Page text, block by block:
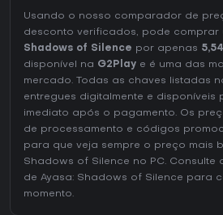
Usando o nosso comparador de
desconto verificados, pode comprar
Shadows of Silence por apenas
disponível na G2Play e é uma das
mercado. Todas as chaves listadas
entregues digitalmente e disponíveis
imediato após o pagamento. Os
de processamento e códigos
para que veja sempre o preço mais
Shadows of Silence no PC. Consulte
de Ayasa: Shadows of Silence para
momento.